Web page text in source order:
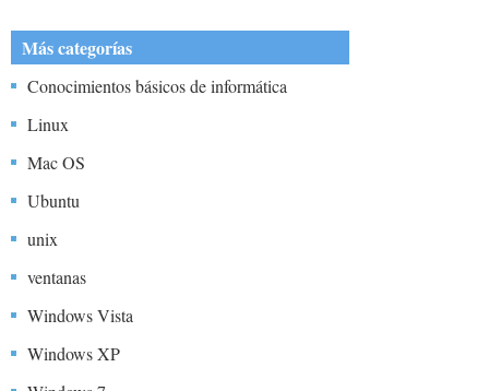
Más categorías
Conocimientos básicos de informática
Linux
Mac OS
Ubuntu
unix
ventanas
Windows Vista
Windows XP